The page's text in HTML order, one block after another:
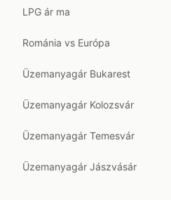
LPG ár ma
Románia vs Európa
Üzemanyagár Bukarest
Üzemanyagár Kolozsvár
Üzemanyagár Temesvár
Üzemanyagár Jászvásár